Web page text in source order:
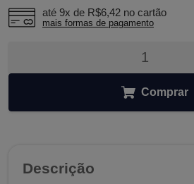
até 9x de R$6,42 no cartão
mais formas de pagamento
Comprar
Descrição